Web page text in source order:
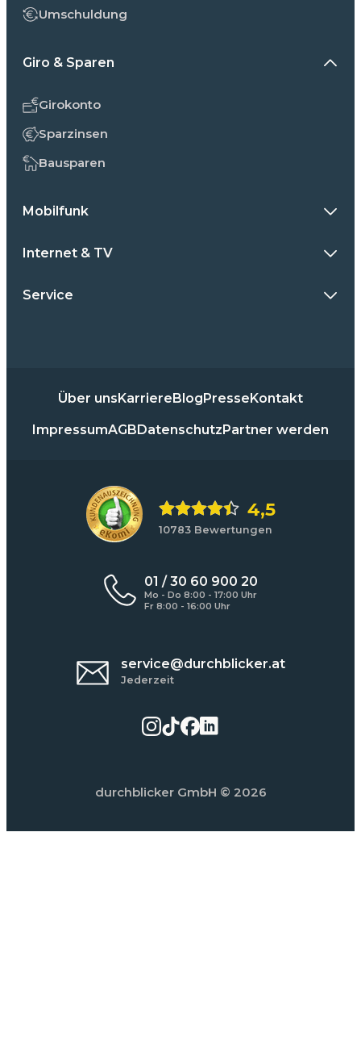
Umschuldung
Giro & Sparen
Girokonto
Sparzinsen
Bausparen
Mobilfunk
Internet & TV
Service
Über unsKarriereBlogPresseKontakt
ImpressumAGBDatenschutzPartner werden
4,5
10783 Bewertungen
01 / 30 60 900 20
Mo - Do 8:00 - 17:00 Uhr
Fr 8:00 - 16:00 Uhr
service@durchblicker.at
Jederzeit
durchblicker GmbH © 2026